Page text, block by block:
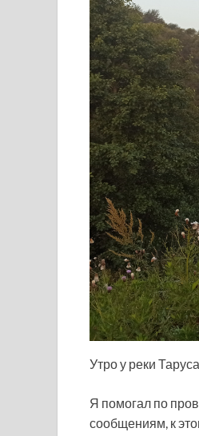
Утро у реки
Я помогал по
сообщениям, к